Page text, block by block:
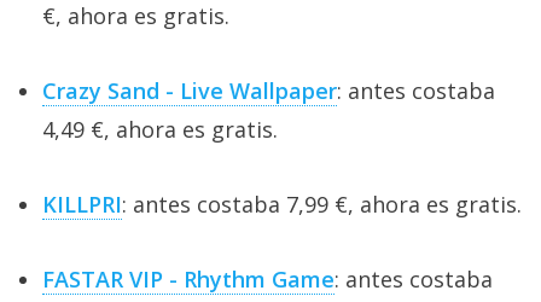
€, ahora es gratis.
Crazy Sand - Live Wallpaper: antes costaba
4,49 €, ahora es gratis.
KILLPRI: antes costaba 7,99 €, ahora es gratis.
FASTAR VIP - Rhythm Game: antes costaba